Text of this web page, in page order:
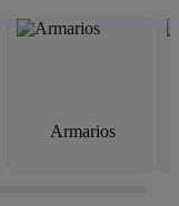
Armarios